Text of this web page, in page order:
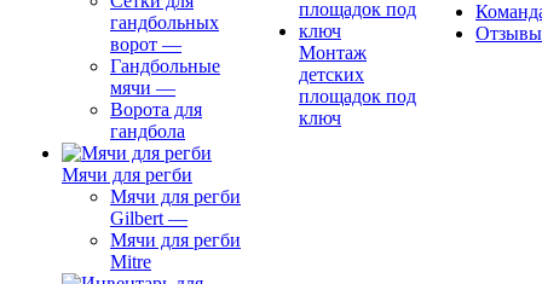
гандбольных
ворот —
Гандбольные
мячи —
Ворота для
гандбола
Мячи для регби
Мячи для регби
Gilbert —
Мячи для регби
Mitre
Монтаж
детских
площадок под
ключ
Отзывы